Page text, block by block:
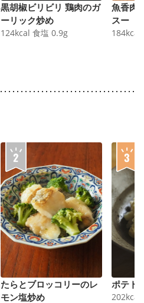
黒胡椒ビリビリ 鶏肉のガ
ーリック炒め
124kcal 食塩 0.9g
魚香肉
スー
184kcal
たらとブロッコリーのレ
モン塩炒め
ポテト
202kcal